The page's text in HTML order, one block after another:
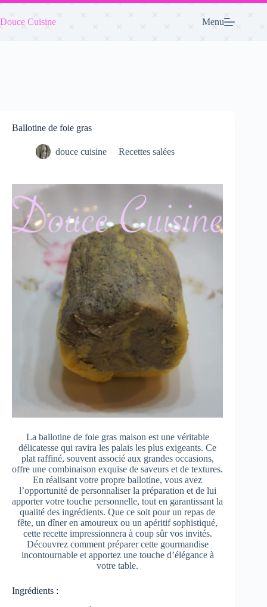
Passer
contenu
Douce Cuisine Menu
Ballotine de foie gras
douce cuisine Recettes salées
La ballotine de foie gras maison est une véritable
délicatesse qui ravira les palais les plus exigeants. Ce
plat raffiné, souvent associé aux grandes occasions,
offre une combinaison exquise de saveurs et de textures.
En réalisant votre propre ballotine, vous avez
l’opportunité de personnaliser la préparation et de lui
apporter votre touche personnelle, tout en garantissant la
qualité des ingrédients. Que ce soit pour un repas de
fête, un dîner en amoureux ou un apéritif sophistiqué,
cette recette impressionnera à coup sûr vos invités.
Découvrez comment préparer cette gourmandise
incontournable et apportez une touche d’élégance à
votre table.
Ingrédients :